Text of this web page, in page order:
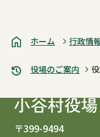
ホーム 行政情
役場のご案内
〒399-9494